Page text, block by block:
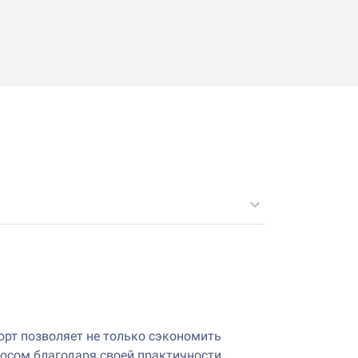
позволяет не только сэкономить